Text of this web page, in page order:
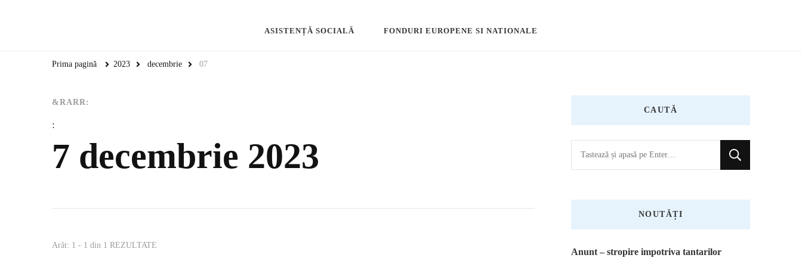
ASISTENȚĂ SOCIALĂ FONDURI EUROPENE SI NATIONALE
Prima pagină 2023 decembrie 07
&RARR:
:
7 decembrie 2023
Arăt: 1 - 1 din 1 REZULTATE
CAUTĂ
ceva?
NOUTĂȚI
Anunt – stropire impotriva tantarilor